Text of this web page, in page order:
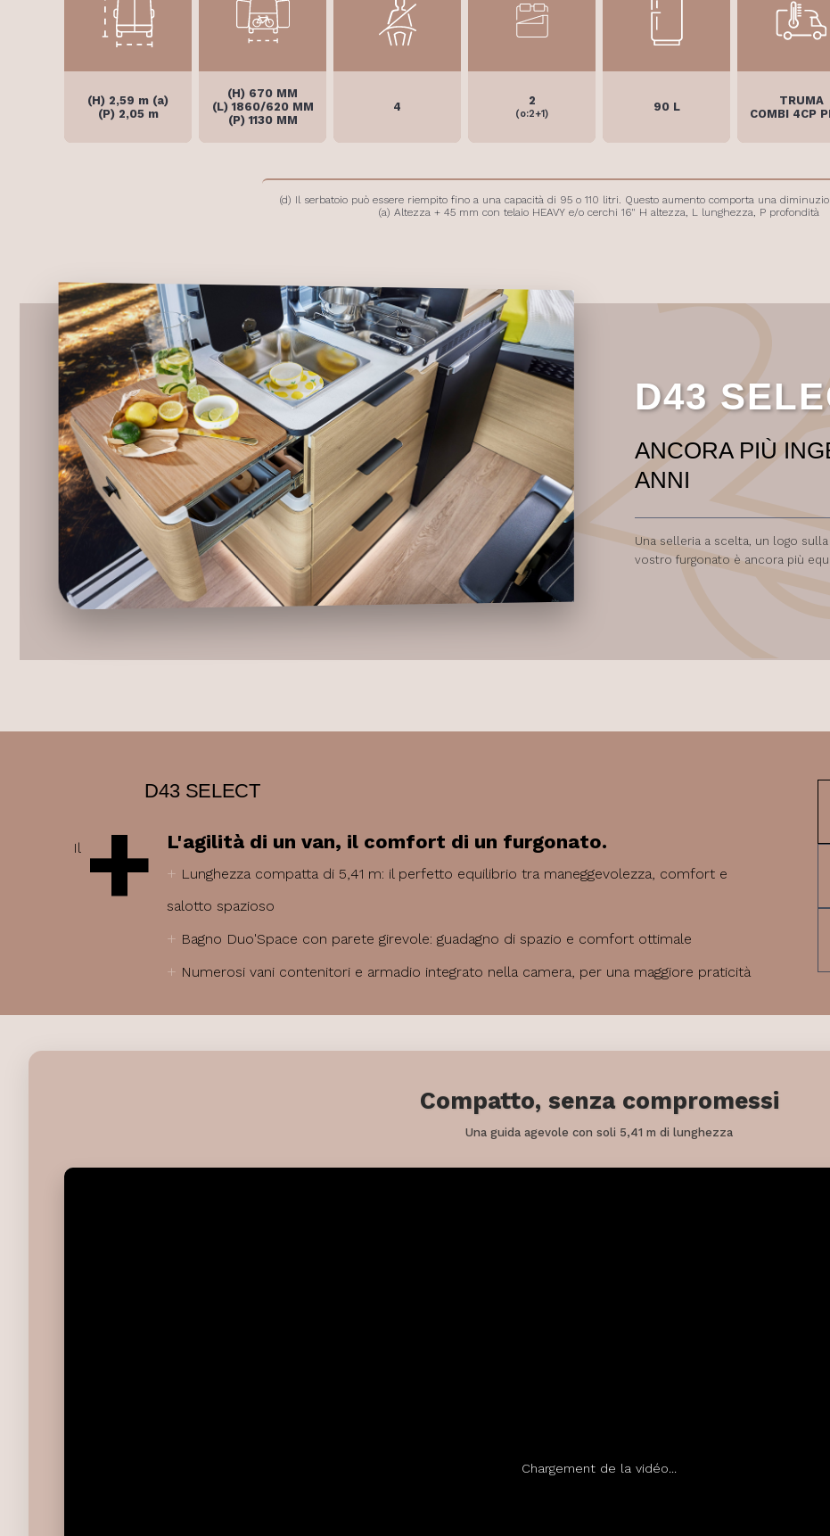
(H) 2,59 m (a)
(P) 2,05 m
(H) 670 MM
(L) 1860/620 MM
(P) 1130 MM
4 2
(o:2+1)
90 L
TRUMA
COMBI 4CP
(d) Il serbatoio può essere riempito fino a una capacità di 95 o 110 litri. Questo aumento comporta una
(a) Altezza + 45 mm con telaio HEAVY e/o cerchi 16" H altezza, L lunghezza, P profondità
D43
ANCORA PIÙ
ANNI
Una selleria a scelta, un logo
vostro furgonato è ancora più
D43 SELECT
Il + L'agilità di un van, il comfort di un furgonato.
+ Lunghezza compatta di 5,41 m: il perfetto equilibrio tra maneggevolezza, comfort e
salotto spazioso
+ Bagno Duo'Space con parete girevole: guadagno di spazio e comfort ottimale
+ Numerosi vani contenitori e armadio integrato nella camera, per una maggiore praticità
Compatto, senza compromessi
Una guida agevole con soli 5,41 m di lunghezza
Chargement de la vidéo...